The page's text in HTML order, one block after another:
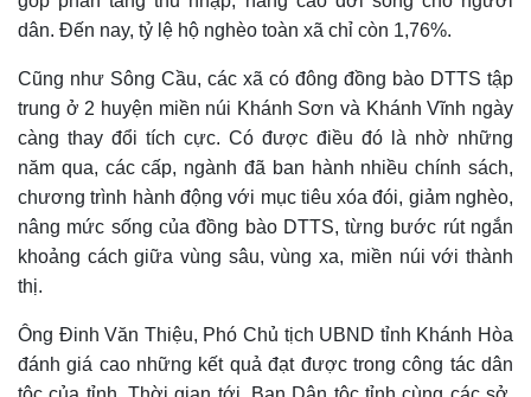
dân. Đến nay, tỷ lệ hộ nghèo toàn xã chỉ còn 1,76%.
Cũng như Sông Cầu, các xã có đông đồng bào DTTS tập
trung ở 2 huyện miền núi Khánh Sơn và Khánh Vĩnh ngày
càng thay đổi tích cực. Có được điều đó là nhờ những
năm qua, các cấp, ngành đã ban hành nhiều chính sách,
chương trình hành động với mục tiêu xóa đói, giảm nghèo,
nâng mức sống của đồng bào DTTS, từng bước rút ngắn
khoảng cách giữa vùng sâu, vùng xa, miền núi với thành
thị.
Ông Đinh Văn Thiệu, Phó Chủ tịch UBND tỉnh Khánh Hòa
đánh giá cao những kết quả đạt được trong công tác dân